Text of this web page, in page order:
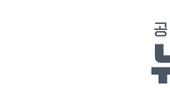
발견